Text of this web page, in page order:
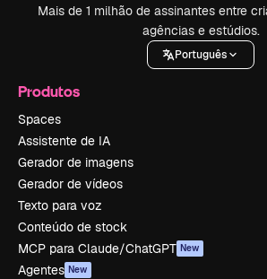
Mais de 1 milhão de assinantes entre
agências e estúdios.
Português
Produtos
Spaces
Assistente de IA
Gerador de imagens
Gerador de vídeos
Texto para voz
Conteúdo de stock
MCP para Claude/ChatGPT New
Agentes New